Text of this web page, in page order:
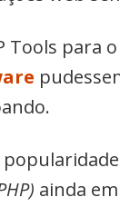
para
ainda